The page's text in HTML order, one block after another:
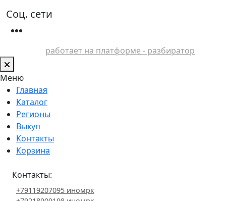
Соц. сети
работает на платформе - разбиратор
Меню
Главная
Каталог
Регионы
Выкуп
Контакты
Корзина
Контакты:
+79119207095 иномрк